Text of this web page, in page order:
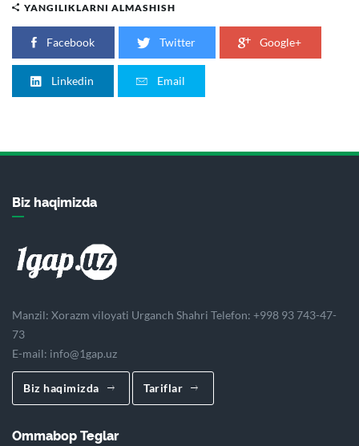
YANGILIKLARNI ALMASHISH
Facebook Twitter Google+
Linkedin Email
Biz haqimizda
Manzil: Xorazm viloyati Urganch Shahri Telefon: +998 93 743-47-
73
E-mail: info@1gap.uz
Biz haqimizda Tariflar
Ommabop Teglar